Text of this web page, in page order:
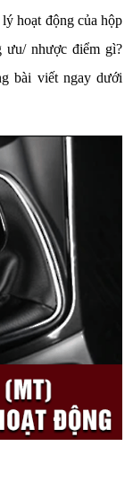
hoạt động của hộp
nhược điểm gì?
bài viết ngay dưới